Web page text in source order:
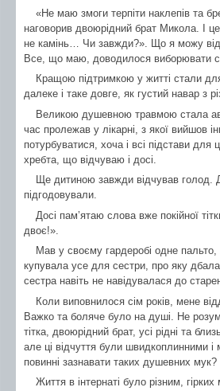
«Не маю змоги терпіти наклепів та
наговорив двоюрідний брат Микола. І
не камінь… Чи завжди?». Що я можу
Все, що маю, доводилося виборювати
Кращою підтримкою у житті стали
далеке і таке довге, як густий навар з
Великою душевною травмою стала
час пролежав у лікарні, з якої вийшов
потурбуватися, хоча і всі підстави
хребта, що відчуваю і досі.
Ще дитиною завжди відчував голод.
підгодовували.
Досі пам’ятаю слова вже покійної
двоє!».
Мав у своєму гардеробі одне
купувала усе для сестри, про яку
сестра навіть не навідувалася до
Коли виповнилося сім років, мене
Важко та боляче було на душі. Не
тітка, двоюрідний брат, усі рідні та
але ці відчуття були швидкоплинними і
повинні зазнавати таких душевних
Життя в інтернаті було різним,